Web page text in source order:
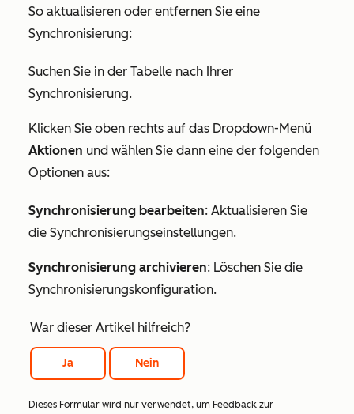
So aktualisieren oder entfernen Sie eine
Synchronisierung:
Suchen Sie in der Tabelle nach Ihrer
Synchronisierung.
Klicken Sie oben rechts auf das Dropdown-Menü
Aktionen und wählen Sie dann eine der folgenden
Optionen aus:
Synchronisierung bearbeiten: Aktualisieren Sie
die Synchronisierungseinstellungen.
Synchronisierung archivieren: Löschen Sie die
Synchronisierungskonfiguration.
War dieser Artikel hilfreich?
Ja Nein
Dieses Formular wird nur verwendet, um Feedback zur